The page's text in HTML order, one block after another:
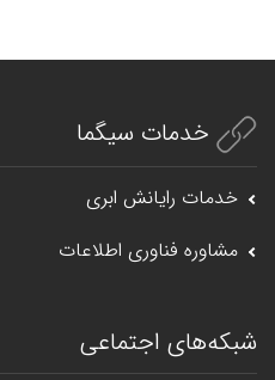
خدمات سیگما
خدمات رایانش ابری
مشاوره فناوری اطلاعات
شبکه‌های اجتماعی